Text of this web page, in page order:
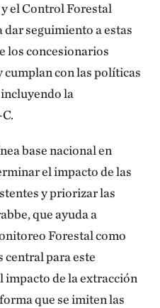
el Control Forestal
seguimiento a estas
los concesionarios
con las políticas
la
base nacional en
el impacto de las
y priorizar las
que ayuda a
Forestal como
central para este
impacto de la extracción
que se imiten las